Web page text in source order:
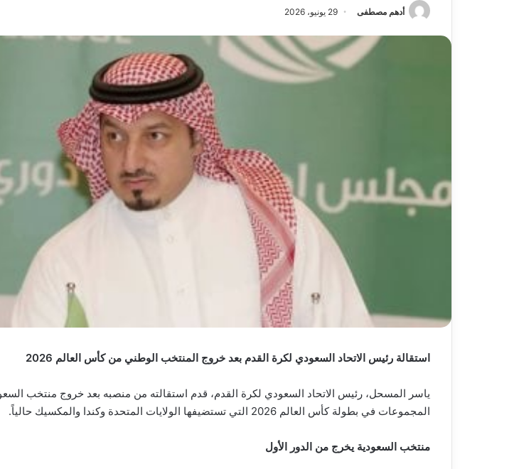
أدهم مصطفى 29 يونيو، 2026
استقالة رئيس الاتحاد السعودي لكرة القدم بعد خروج المنتخب الوطني من كأس العالم 2026
ياسر المسحل، رئيس الاتحاد السعودي لكرة القدم، قدم استقالته من منصبه بعد خروج منتخب
المجموعات في بطولة كأس العالم 2026 التي تستضيفها الولايات المتحدة وكندا والمكسيك حالياً.
منتخب السعودية يخرج من الدور الأول